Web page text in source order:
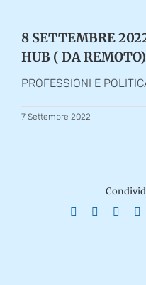
8 SETTEMBRE
HUB ( DA REMOTO)
PROFESSIONI E
7 Settembre 2022
Facebook Reddit